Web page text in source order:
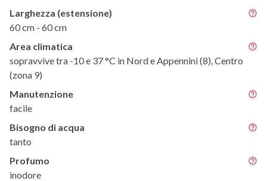
Larghezza (estensione)
60 cm - 60 cm
Area climatica
sopravvive tra -10 e 37 °C in Nord e Appennini (8), Centro
(zona 9)
Manutenzione
facile
Bisogno di acqua
tanto
Profumo
inodore